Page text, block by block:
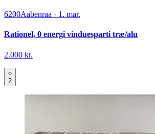
6200Aabenraa · 1. mar.
Rationel, 0 energi vinduesparti træ/alu
2.000 kr.
2